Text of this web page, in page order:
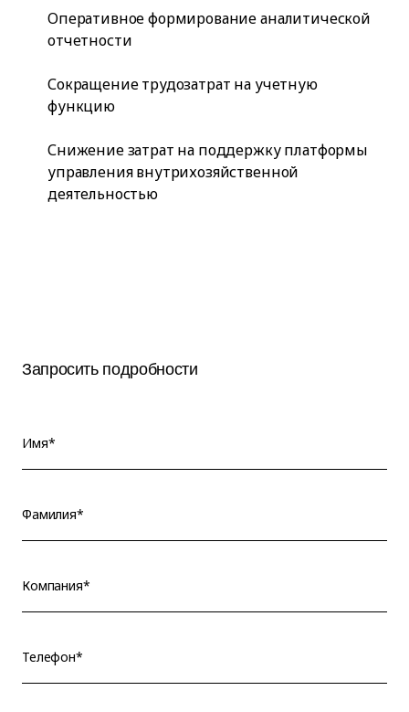
Оперативное формирование аналитической
отчетности
Сокращение трудозатрат на учетную
функцию
Снижение затрат на поддержку платформы
управления внутрихозяйственной
деятельностью
Запросить подробности
Имя*
Фамилия*
Компания*
Телефон*